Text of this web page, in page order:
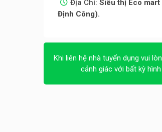
Địa Chỉ: Siêu thị Eco
Định Công).
Khi liên hệ nhà tuyển dụng vui
cảnh giác với bất kỳ